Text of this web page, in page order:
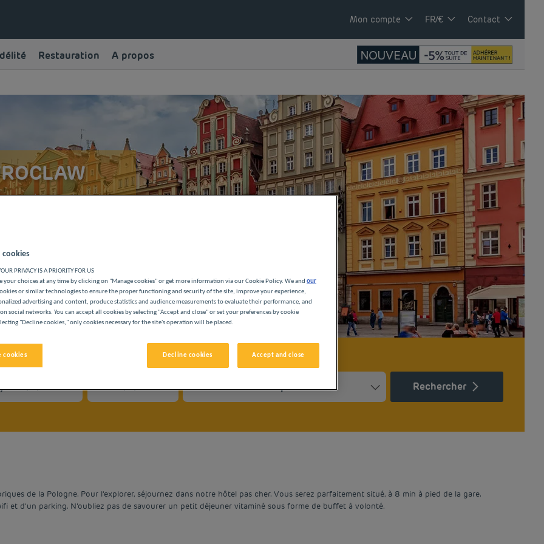
Mon compte FR/€ Contact
Restauration A propos
polonaise depuis
portes de notre
PAS CHERS PREMIÈRE CLASSE
Rechercher
de la Pologne. Pour l’explorer, séjournez dans notre hôtel pas cher. Vous serez parfaitement situé, à 8 min à pied de la gare.
et d’un parking. N’oubliez pas de savourer un petit déjeuner vitaminé sous forme de buffet à volonté.
cookies
PRIVACY IS A PRIORITY FOR US
your choices at any time by clicking on "Manage cookies" or get more information via our Cookie Policy. We and our
or similar technologies to ensure the proper functioning and security of the site, improve your experience,
advertising and content, produce statistics and audience measurements to evaluate their performance, and
social networks. You can accept all cookies by selecting "Accept and close" or set your preferences by cookie
"Decline cookies," only cookies necessary for the site's operation will be placed.
cookies Decline cookies Accept and close